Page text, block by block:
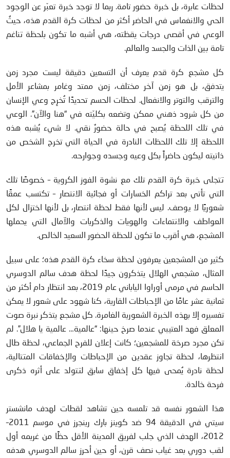
لحظات عابرة، بل خبرة حضور تامة. ربما لا توجد خبرة تعبّر عن الوجود
الحي والانغماس في الحاضر أكثر من لحظات كرة القدم هذه، حيثُ
الوعي في أقصى درجات يقظته، هي أشبه ما تكون بلحظة تناغم
تامة بين الذات والجسد والعالم.
كل مشجع كرة قدم يعرف أن التسعين دقيقة ليست مجرد زمن
يتدفق، بل هو زمن آخر مختلف، زمن ممتد وغامر بمشاعر الأمل
والترقب والتوتر والانفعال. لحظات الحسم تحديدًا تُخرِج وعي الإنسان
من كل شرود ذهني ممكن وتضعه بكليّته في “هنا والآن”. الوعي
في تلك اللحظة يُصبح في حالة حضورٌ نقي. لا شيء يُشبه هذه
اللحظة إلا تلك اللحظات النادرة في الحياة التي تخرج الشخص من
ذاتيته ليكون حاضراً بكل وعيه وجسده وجوارحه.
تتجلى خبرة كرة القدم تلك مع نشوة الفوز الكروية – خصوصًا تلك
التي تأتي بعد تراكم الخسارات أو فجائية الانتصار – تكتسب عمقًا
شعوريًا لا يوصف. ليس لأنها فقط لحظة انتصار، بل لأنها اختزال لكل
العواطف والانتماءات والهويات والذكريات والآمال التي يحملها
المشجع، هي أقرب ما تكون للحظة الحضور السعيد الخالص.
كثير من المشجعين يعرفون لحظة سخاء كرة القدم هذه؛ على سبيل
المثال، مشجعي الهلال يتذكرون جيدًا لحظة هدف سالم الدوسري
الحاسم في مرمى أوراوا الياباني عام 2019، بعد انتظار دام أكثر من
ثمانية عشر عامًا من الإحباطات القارية، كنا شهود على شعور لا يمكن
تفسيره إلا بهذه الخبرة الشعورية الغامرة. كل مشجع يتذكر نبرة صوت
المعلق فهد العتيبي عندما صرخ حينها: “عالمية… عالمية يا هلال”. لم
تكن مجرد صرخة للمشجعين؛ كانت إعلان للفرح الجماعي، لحظة طال
انتظرها، لحظة تجاوز عقدين من الإحباطات والإخفاقات المتتالية،
لحظة نادرة يُمحى فيها كل إخفاق سابق لتتولد على أثره ذكرى
فرحة خالدة.
هذا الشعور نفسه قد تلمسه حين تشاهد لقطات لهدف مانشستر
سيتي في الدقيقة 94 ضد كوينز بارك رينجرز في موسم 2011–
2012، الهدف الذي جلب لفريق المدينة الأقل حظًا من غريمه أول
لقب دوري بعد غياب نصف قرن، أو حين أحرز سالم الدوسري هدفه